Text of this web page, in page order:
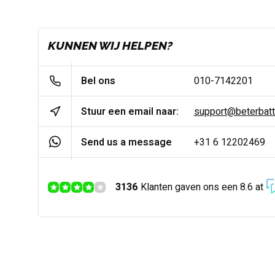
KUNNEN WIJ HELPEN?
Bel ons 010-7142201
Stuur een email naar:
Send us a message +31 6 12202469
3136 Klanten gaven ons een 8.6 at